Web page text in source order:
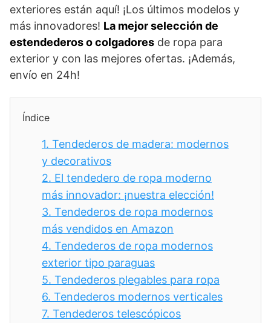
exteriores están aquí! ¡Los últimos modelos y
más innovadores! La mejor selección de
estendederos o colgadores de ropa para
exterior y con las mejores ofertas. ¡Además,
envío en 24h!
Índice
1. Tendederos de madera: modernos
y decorativos
2. El tendedero de ropa moderno
más innovador: ¡nuestra elección!
3. Tendederos de ropa modernos
más vendidos en Amazon
4. Tendederos de ropa modernos
exterior tipo paraguas
5. Tendederos plegables para ropa
6. Tendederos modernos verticales
7. Tendederos telescópicos